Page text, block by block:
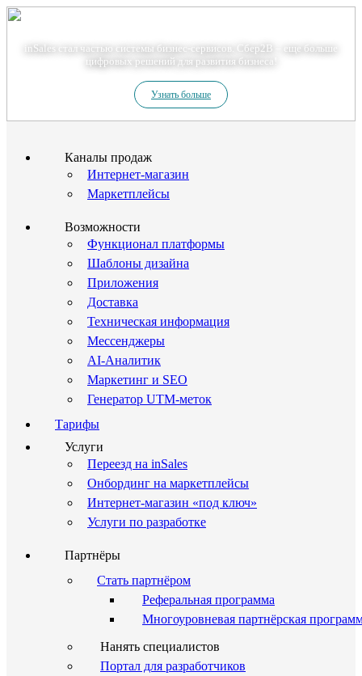
inSales стал частью системы бизнес-сервисов. Сбер2В – еще больше
цифровых решений для развития бизнеса!
Узнать больше
Каналы продаж
Интернет-магазин
Маркетплейсы
Возможности
Функционал платформы
Шаблоны дизайна
Приложения
Доставка
Техническая информация
Мессенджеры
AI-Аналитик
Маркетинг и SEO
Генератор UTM-меток
Тарифы
Услуги
Переезд на inSales
Онбординг на маркетплейсы
Интернет-магазин «под ключ»
Услуги по разработке
Партнёры
Стать партнёром
Реферальная программа
Многоуровневая партнёрская
Нанять специалистов
Портал для разработчиков